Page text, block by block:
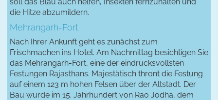
die Hitze abzumildern.
Mehrangarh-Fort
Nach Ihrer Ankunft geht es zunächst zum
Frischmachen ins Hotel. Am Nachmittag besichtigen Sie
das Mehrangarh-Fort, eine der eindrucksvollsten
Festungen Rajasthans. Majestätisch thront die Festung
auf einem 123 m hohen Felsen über der Altstadt. Der
Bau wurde im 15. Jahrhundert von Rao Jodha, dem